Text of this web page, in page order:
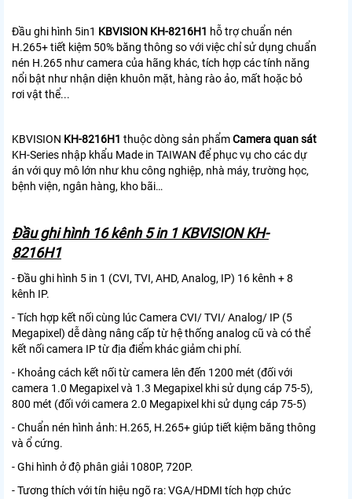
Đầu ghi hình 5in1 KBVISION KH-8216H1 hỗ trợ chuẩn nén
H.265+ tiết kiệm 50% băng thông so với việc chỉ sử dụng chuẩn
nén H.265 như camera của hãng khác, tích hợp các tính năng
nổi bật như nhận diện khuôn mặt, hàng rào ảo, mất hoặc bỏ
rơi vật thể...
KBVISION KH-8216H1 thuộc dòng sản phẩmCamera quan sát
KH-Series nhập khẩu Made in TAIWAN để phục vụ cho các dự
án với quy mô lớn như khu công nghiệp, nhà máy, trường học,
bệnh viện, ngân hàng, kho bãi…
Đầu ghi hình 16 kênh 5 in 1 KBVISION KH-
8216H1
- Đầu ghi hình 5 in 1 (CVI, TVI, AHD, Analog, IP) 16 kênh + 8
kênh IP.
- Tích hợp kết nối cùng lúc Camera CVI/ TVI/ Analog/ IP (5
Megapixel) dễ dàng nâng cấp từ hệ thống analog cũ và có thể
kết nối camera IP từ địa điểm khác giảm chi phí.
- Khoảng cách kết nối từ camera lên đến 1200 mét (đối với
camera 1.0 Megapixel và 1.3 Megapixel khi sử dụng cáp 75-5),
800 mét (đối với camera 2.0 Megapixel khi sử dụng cáp 75-5)
- Chuẩn nén hình ảnh: H.265, H.265+ giúp tiết kiệm băng thông
và ổ cứng.
- Ghi hình ở độ phân giải 1080P, 720P.
- Tương thích với tín hiệu ngõ ra: VGA/HDMI tích hợp chức